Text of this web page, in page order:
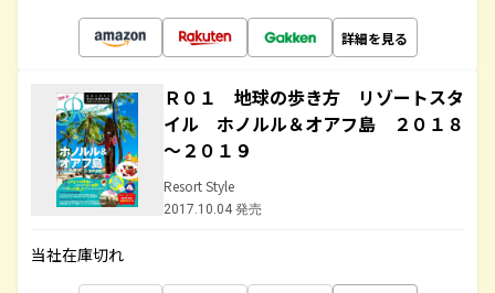
詳細を見る
Ｒ０１ 地球の歩き方 リゾートスタ
イル ホノルル＆オアフ島 ２０１８
～２０１９
Resort Style
2017.10.04 発売
当社在庫切れ